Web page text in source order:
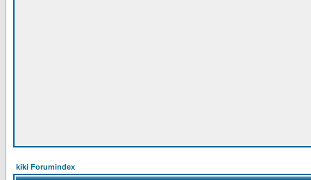
kiki Forumindex